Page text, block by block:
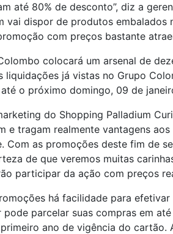
até 80% de desconto”, diz a
vai dispor de produtos embalados
com preços bastante
colocará um arsenal de
liquidações já vistas no Grupo
o próximo domingo, 09 de
do Shopping Palladium
e tragam realmente vantagens
Com as promoções deste fim de
de que veremos muitas
participar da ação com preços
há facilidade para
pode parcelar suas compras em
ano de vigência do cartão.